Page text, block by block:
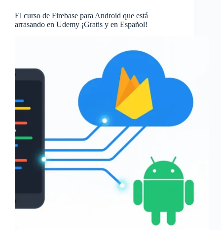
El curso de Firebase para Android que está
arrasando en Udemy ¡Gratis y en Español!